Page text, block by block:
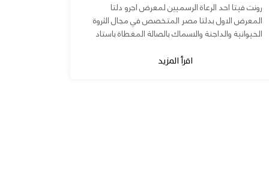
رونت فيتا احد الرعاة الرسميين لمعرض اجرو دلتا
المعرض الاول بدلتا مصر المتخصص في مجال الثروة
الحيوانية والداجنة والاسماك بالصالة المغطاة باستاد
اقرأ المزيد